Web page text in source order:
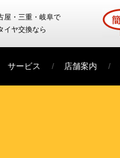
屋・三重・岐阜で
イヤ交換なら
サービス 店舗案内